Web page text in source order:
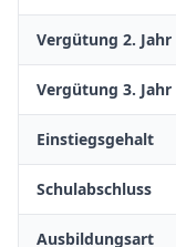
Vergütung 2. Jahr
Vergütung 3. Jahr
Einstiegsgehalt
Schulabschluss
Ausbildungsart